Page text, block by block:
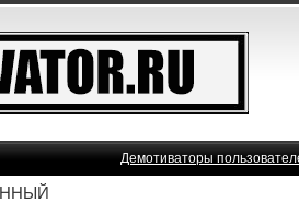
Демотиваторы